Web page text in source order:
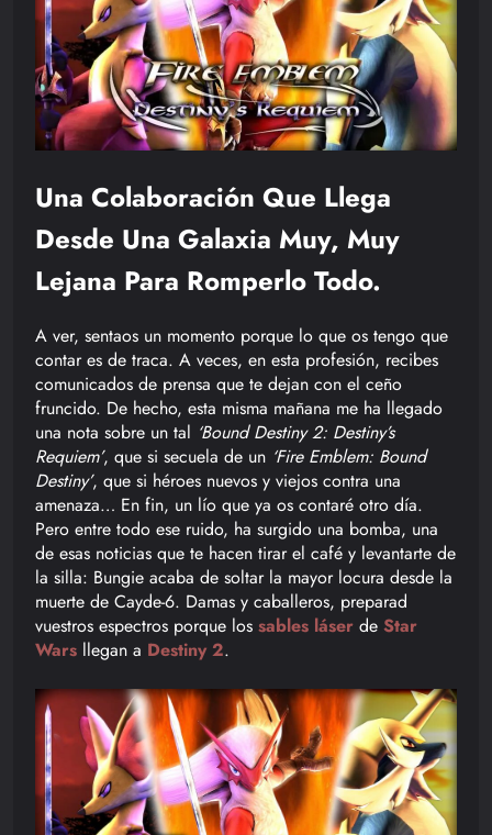
Una Colaboración Que Llega
Desde Una Galaxia Muy, Muy
Lejana Para Romperlo Todo.
A ver, sentaos un momento porque lo que os tengo que
contar es de traca. A veces, en esta profesión, recibes
comunicados de prensa que te dejan con el ceño
fruncido. De hecho, esta misma mañana me ha llegado
una nota sobre un tal ‘Bound Destiny 2: Destiny’s
Requiem’, que si secuela de un ‘Fire Emblem: Bound
Destiny’, que si héroes nuevos y viejos contra una
amenaza… En fin, un lío que ya os contaré otro día.
Pero entre todo ese ruido, ha surgido una bomba, una
de esas noticias que te hacen tirar el café y levantarte de
la silla: Bungie acaba de soltar la mayor locura desde la
muerte de Cayde-6. Damas y caballeros, preparad
vuestros espectros porque los sables láser de Star
Wars llegan a Destiny 2.